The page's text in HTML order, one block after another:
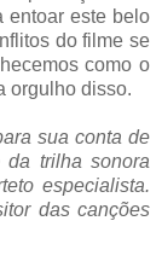
entoar este belo
do filme se
como o
orgulho disso.
sua conta de
da trilha sonora
especialista.
das canções